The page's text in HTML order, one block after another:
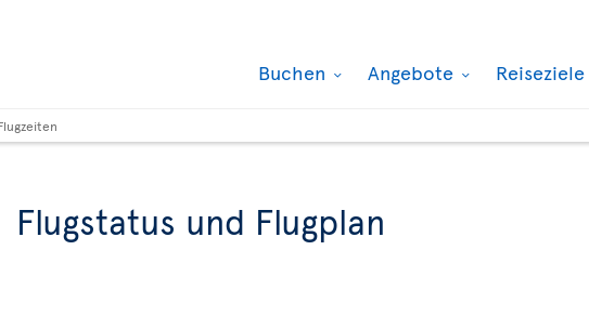
Buchen Angebote Reiseziele
Flugstatus und Flugplan